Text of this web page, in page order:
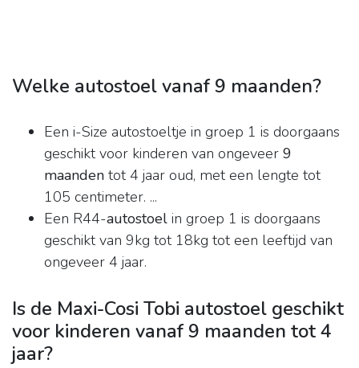
Welke autostoel vanaf 9 maanden?
Een i-Size autostoeltje in groep 1 is doorgaans
geschikt voor kinderen van ongeveer 9
maanden tot 4 jaar oud, met een lengte tot
105 centimeter. ...
Een R44-autostoel in groep 1 is doorgaans
geschikt van 9kg tot 18kg tot een leeftijd van
ongeveer 4 jaar.
Is de Maxi-Cosi Tobi autostoel geschikt
voor kinderen vanaf 9 maanden tot 4
jaar?